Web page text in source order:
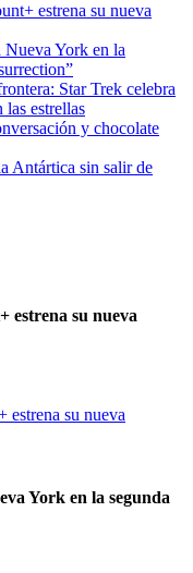
estrena su nueva
Nueva York en la
Star Trek celebra
las estrellas
y chocolate
Antártica sin salir de
estrena su nueva
York en la segunda